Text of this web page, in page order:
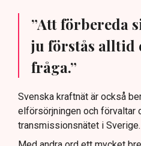
”Att förbereda
ju förstås alltid
fråga.”
Svenska kraftnät är också
elförsörjningen och förvaltar
transmissionsnätet i Sverige.